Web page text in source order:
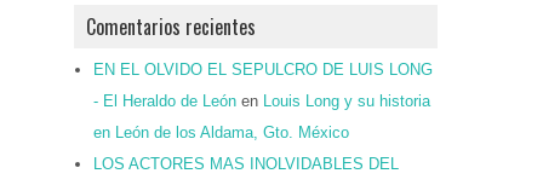
Comentarios recientes
EN EL OLVIDO EL SEPULCRO DE LUIS LONG
- El Heraldo de León en Louis Long y su historia
en León de los Aldama, Gto. México
LOS ACTORES MAS INOLVIDABLES DEL